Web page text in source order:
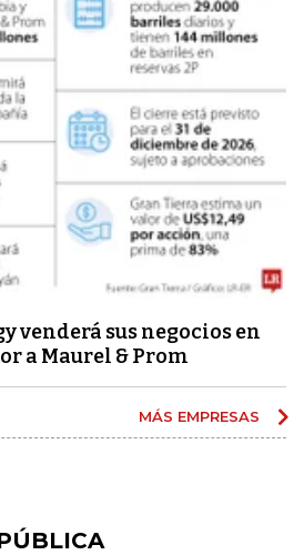
venderá sus negocios en
a Maurel & Prom
MÁS EMPRESAS